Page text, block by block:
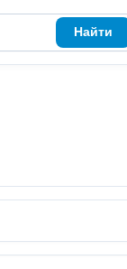
Найти